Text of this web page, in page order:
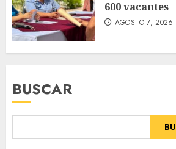
600 vacantes
AGOSTO 7, 2026
BUSCAR